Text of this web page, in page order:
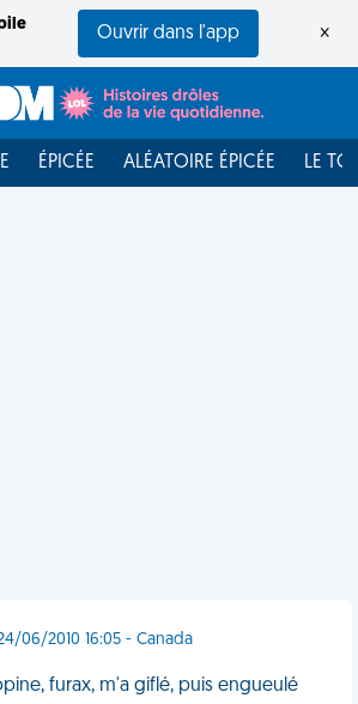
Ouvrir dans l'app ×
ÉPICÉE ALÉATOIRE ÉPICÉE LE
06/2010 16:05 - Canada
furax, m'a giflé, puis engueulé